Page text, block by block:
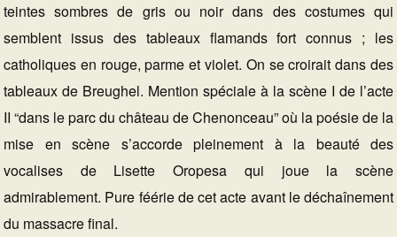
teintes sombres de gris ou noir dans des costumes qui
semblent issus des tableaux flamands fort connus ; les
catholiques en rouge, parme et violet. On se croirait dans des
tableaux de Breughel. Mention spéciale à la scène I de l’acte
II “dans le parc du château de Chenonceau” où la poésie de la
mise en scène s’accorde pleinement à la beauté des
vocalises de Lisette Oropesa qui joue la scène
admirablement. Pure féérie de cet acte avant le déchaînement
du massacre final.